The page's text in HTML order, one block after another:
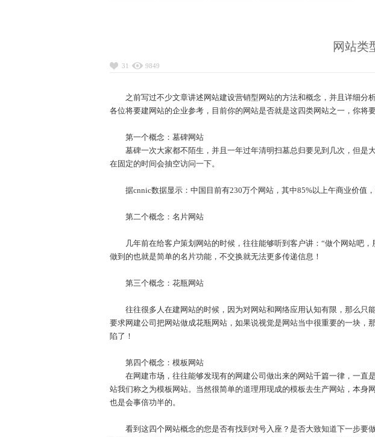
网站类
31 9849
之前写过不少文章讲述网站建设营销型网站的方法和概念，并且详细分
各位将要建网站的企业参考，目前你的网站是否就是这四类网站之一，你将
第一个概念：墓碑网站
墓碑一次大家都不陌生，并且一年过年清明扫墓总归要见到几次，但是
在固定的时间会抽空访问一下。
据cnnic数据显示：中国目前有230万个网站，其中85%以上午商业价值，
第二个概念：名片网站
几年前在给客户策划网站的时候，往往能够听到客户讲：“做个网站吧，
做到的也就是简单的名片功能，不交换就无法更多传递信息！
第三个概念：花瓶网站
往往很多人在建网站的时候，因为对网站和网络应用认知有限，那么只
要求网建公司把网站做成花瓶网站，如果说视觉是网站当中很重要的一块
陷了！
第四个概念：模板网站
在网建市场，往往能够发现有的网建公司做出来的网站千篇一律，一直
站我们称之为模板网站。当然很简单的道理用现成的模板去生产网站，本
也是会事倍功半的。
看到这四个网站概念的您是否有找到对号入座？是否大致知道下一步要